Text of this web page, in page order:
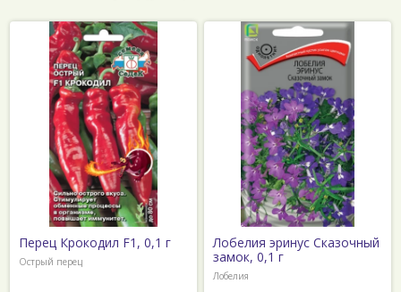
Перец Крокодил F1, 0,1 г
Острый перец
Лобелия эринус Сказочный
замок, 0,1 г
Лобелия